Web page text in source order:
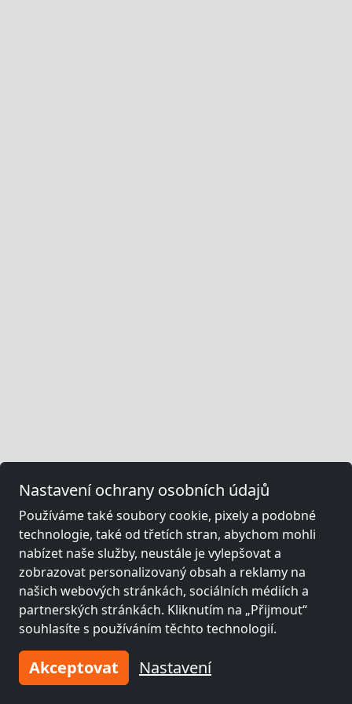
Nastavení ochrany osobních údajů
Používáme také soubory cookie, pixely a podobné
technologie, také od třetích stran, abychom mohli
nabízet naše služby, neustále je vylepšovat a
zobrazovat personalizovaný obsah a reklamy na
našich webových stránkách, sociálních médiích a
partnerských stránkách. Kliknutím na „Přijmout“
souhlasíte s používáním těchto technologií.
Akceptovat Nastavení